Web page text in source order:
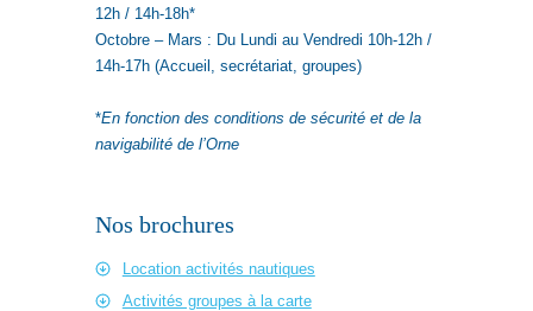
12h / 14h-18h*
Octobre – Mars : Du Lundi au Vendredi 10h-12h /
14h-17h (Accueil, secrétariat, groupes)
*En fonction des conditions de sécurité et de la
navigabilité de l’Orne
Nos brochures
Location activités nautiques
Activités groupes à la carte